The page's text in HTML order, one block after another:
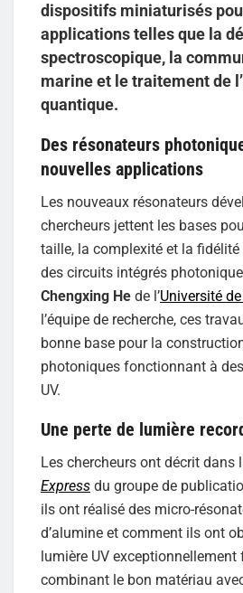
dispositifs miniaturisés
applications telles que la
spectroscopique, la
marine et le traitement de
quantique.
Des résonateurs
nouvelles applications
Les nouveaux résonateurs
chercheurs jettent les bases
taille, la complexité et la
des circuits intégrés
Chengxing He de l’Université
l’équipe de recherche, ces
bonne base pour la
photoniques fonctionnant à
UV.
Une perte de lumière
Les chercheurs ont décrit dans
Express du groupe de
ils ont réalisé des micro-
d’alumine et comment ils ont
lumière UV exceptionnellement
combinant le bon matériau